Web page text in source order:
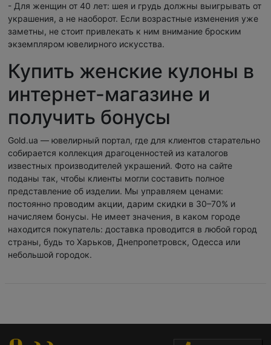
- Для женщин от 40 лет: шея и грудь должны выигрывать от
украшения, а не наоборот. Если возрастные изменения уже
заметны, не стоит привлекать к ним внимание броским
экземпляром ювелирного искусства.
Купить женские кулоны в
интернет-магазине и
получить бонусы
Gold.ua — ювелирный портал, где для клиентов старательно
собирается коллекция драгоценностей из каталогов
известных производителей украшений. Фото на сайте
поданы так, чтобы клиенты могли составить полное
представление об изделии. Мы управляем ценами:
постоянно проводим акции, дарим скидки в 30–70% и
начисляем бонусы. Не имеет значения, в каком городе
находится покупатель: доставка проводится в любой город
страны, будь то Харьков, Днепропетровск, Одесса или
небольшой городок.